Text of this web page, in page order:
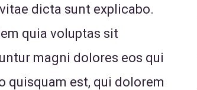
dicta sunt explicabo.
quia voluptas sit
magni dolores eos qui
quisquam est, qui dolorem